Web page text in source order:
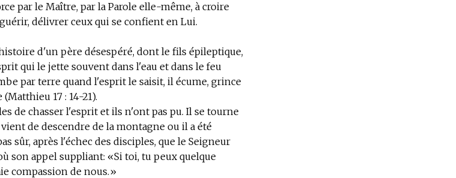
par le Maître, par la Parole elle-même, à croire
délivrer ceux qui se confient en Lui.
d'un père désespéré, dont le fils épileptique,
qui le jette souvent dans l'eau et dans le feu
par terre quand l'esprit le saisit, il écume, grince
17 : 14-21).
de chasser l'esprit et ils n'ont pas pu. Il se tourne
de descendre de la montagne ou il a été
sûr, après l'échec des disciples, que le Seigneur
son appel suppliant: «Si toi, tu peux quelque
compassion de nous.»